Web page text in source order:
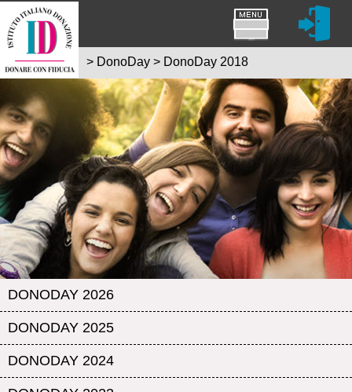
DONODAY 2026
DONODAY 2025
DONODAY 2024
> DonoDay > DonoDay 2018